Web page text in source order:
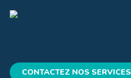
CONTACTEZ NOS SERVICES